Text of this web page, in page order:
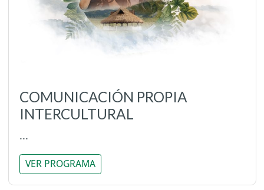
COMUNICACIÓN PROPIA
INTERCULTURAL
...
VER PROGRAMA